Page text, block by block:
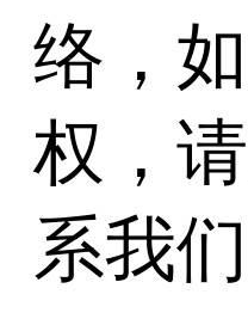
络，
权，
系我